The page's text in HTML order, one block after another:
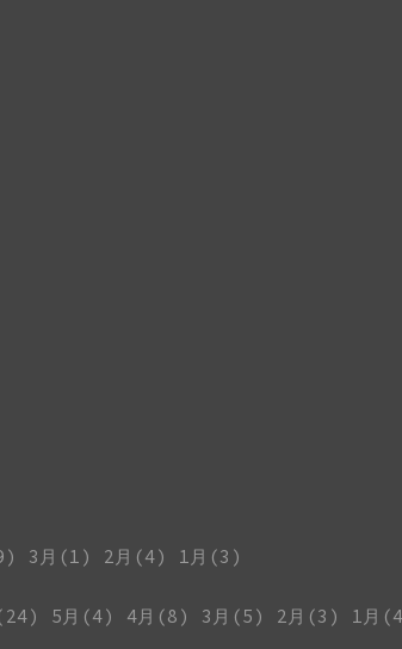
3月(1) 2月(4)
1月(3)
5月(4) 4月(8) 3月(5) 2月(3)
1月